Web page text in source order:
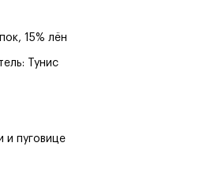
15% лён
Тунис
и пуговице